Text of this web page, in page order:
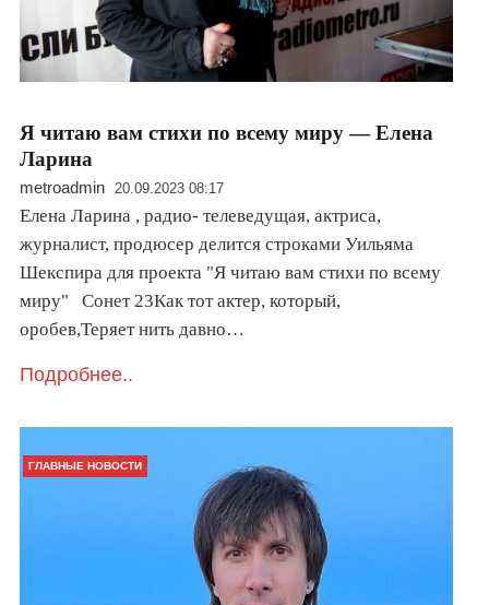
Я читаю вам стихи по всему миру — Елена
Ларина
metroadmin 20.09.2023 08:17
Елена Ларина , радио- телеведущая, актриса,
журналист, продюсер делится строками Уильяма
Шекспира для проекта "Я читаю вам стихи по всему
миру" Сонет 23Как тот актер, который,
оробев,Теряет нить давно…
Подробнее..
ГЛАВНЫЕ НОВОСТИ